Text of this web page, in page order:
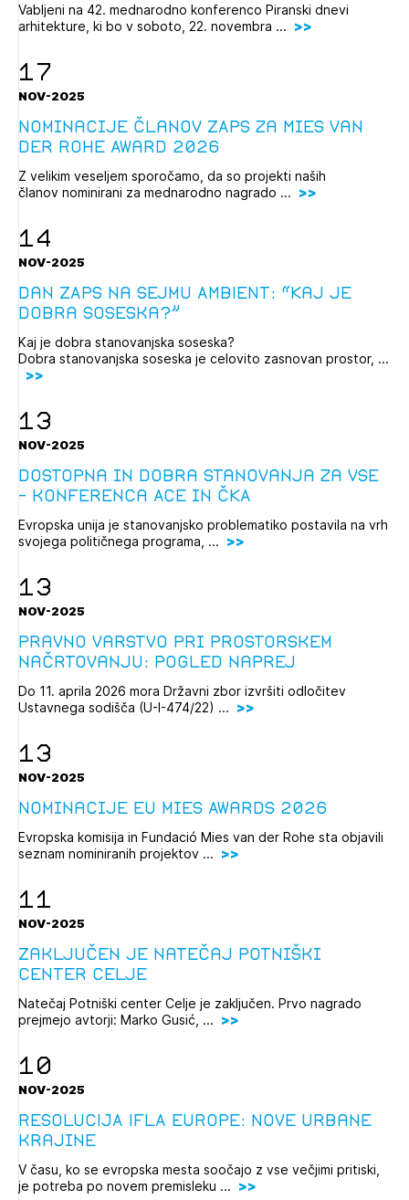
Izbrana vsebina je namenjena le ZAPS
registriranim uporabnikom. Da lahko do nje
Vabljeni na 42. mednarodno konferenco Piranski dnevi
arhitekture, ki bo v soboto, 22. novembra ...
17
NOV-2025
Nominacije članov ZAPS za Mies van
der Rohe Award 2026
Z velikim veseljem sporočamo, da so projekti naših
članov nominirani za mednarodno nagrado ...
14
NOV-2025
Dan ZAPS na sejmu AMBIENT: “Kaj je
dobra soseska?”
Kaj je dobra stanovanjska soseska?
Dobra stanovanjska soseska je celovito zasnovan prostor, ...
13
NOV-2025
Dostopna in dobra stanovanja za vse
- konferenca ACE in ČKA
Evropska unija je stanovanjsko problematiko postavila na vrh
svojega političnega programa, ...
13
NOV-2025
Pravno varstvo pri prostorskem
načrtovanju: Pogled naprej
Do 11. aprila 2026 mora Državni zbor izvršiti odločitev
Ustavnega sodišča (U-I-474/22) ...
13
NOV-2025
Nominacije EU mies Awards 2026
Evropska komisija in Fundació Mies van der Rohe sta objavili
seznam nominiranih projektov ...
11
NOV-2025
Zaključen je natečaj Potniški
center Celje
Natečaj Potniški center Celje je zaključen. Prvo nagrado
prejmejo avtorji: Marko Gusić, ...
10
NOV-2025
RESOLUCIJA IFLA EUROPE: Nove urbane
krajine
V času, ko se evropska mesta soočajo z vse večjimi pritiski,
je potreba po novem premisleku ...